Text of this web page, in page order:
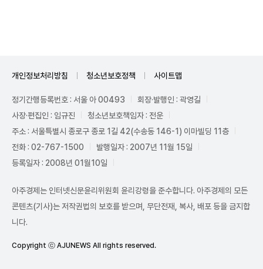
개인정보처리방침 청소년보호정책 사이트맵
정기간행등록번호 : 서울 아 00493
회장·발행인 : 곽영길
사장·편집인 : 임규진
청소년보호책임자 : 전운
주소 : 서울특별시 종로구 종로 1길 42(수송동 146-1) 이마빌딩 11층
전화 : 02-767-1500
발행일자 : 2007년 11월 15일
등록일자 : 2008년 01월10일
아주경제는 인터넷신문윤리위원회 윤리강령을 준수합니다. 아주경제의 모든
콘텐츠(기사)는 저작권법의 보호를 받으며, 무단전재, 복사, 배포 등을 금지합
니다.
Copyright ⓒ AJUNEWS All rights reserved.